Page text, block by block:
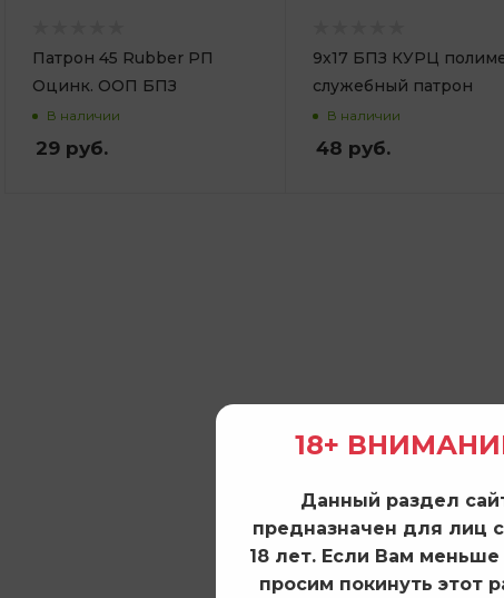
Патрон 45 Rubber РП
Оцинк. ООП БПЗ
В наличии
29 руб.
9х17 БПЗ КУРЦ
служебный патрон
В наличии
48 руб.
18+
Данный раздел
предназначен для лиц
18 лет. Если Вам меньше
просим покинуть этот